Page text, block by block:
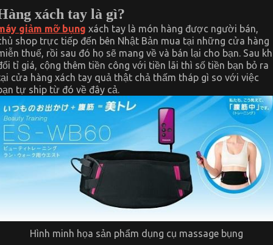
xách tay là gì?
giảm mỡ bụng xách tay là món hàng được người bán,
shop trực tiếp đến bên Nhật Bản mua tại những cửa hàng
thuế, rồi sau đó họ sẽ mang về và bán lại cho bạn. Sau
tỉ giá, cộng thêm tiền công với tiền lãi thì số tiền bạn bỏ ra
cửa hàng xách tay quả thật chả thấm tháp gì so với việc
tự ship từ đó về đây cả.
Hình minh họa sản phẩm dụng cụ massage bụng